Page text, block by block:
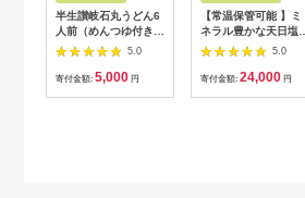
半生讃岐石丸うどん6
人前（めんつゆ付き）
麺300g×2袋
5.0
寄付金額: 5,000 円
【常温保管可能 】ミ
ネラル豊かな天日塩だ
けで漬けた無添加梅干
し2kg 梅ボーイズ｜
南高梅
5.0
寄付金額: 24,000 円